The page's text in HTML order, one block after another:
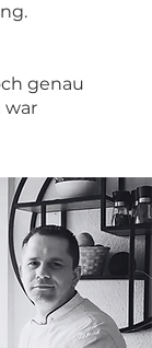
genau
war